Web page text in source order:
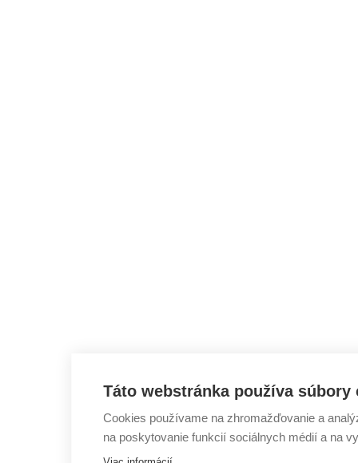
Táto webstránka používa súbory
Cookies používame na zhromažďovanie a
na poskytovanie funkcií sociálnych médií a na